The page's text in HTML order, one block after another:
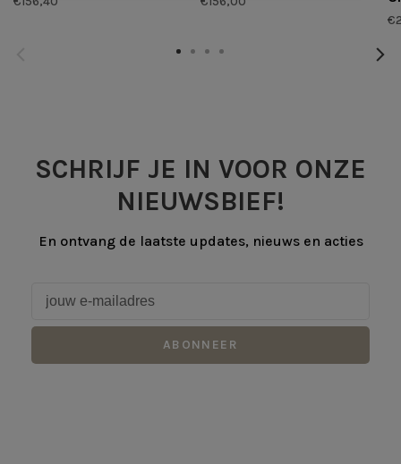
SCHRIJF JE IN VOOR ONZE
NIEUWSBIEF!
En ontvang de laatste updates, nieuws en acties
ABONNEER